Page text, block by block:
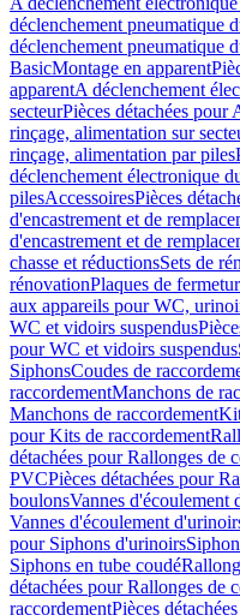
déclenchement pneumatique
déclenchement pneumatique
BasicMontage en apparent
apparentA déclenchement
secteurPièces détachées pour
rinçage, alimentation sur
rinçage, alimentation par piles
déclenchement électronique
pilesAccessoiresPièces
d'encastrement et de
d'encastrement et de
chasse et réductionsSets de
rénovationPlaques de
aux appareils pour WC,
WC et vidoirs suspendus
pour WC et vidoirs suspendus
SiphonsCoudes de
raccordementManchons de
Manchons de raccordement
pour Kits de raccordement
détachées pour Rallonges de
PVCPièces détachées pour
boulonsVannes d'écoulement
Vannes d'écoulement
pour Siphons d'urinoirs
Siphons en tube coudé
détachées pour Rallonges de
raccordementPièces